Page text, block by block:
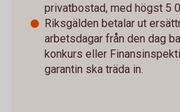
privatbostad, med högst 5
Riksgälden betalar ut
arbetsdagar från den dag
konkurs eller
garantin ska träda in.